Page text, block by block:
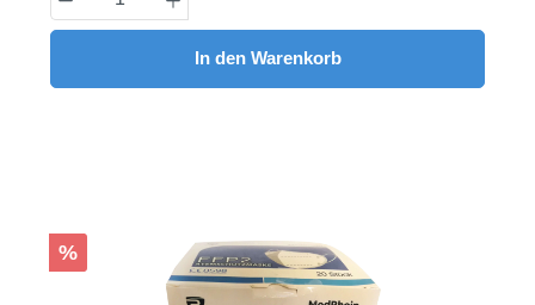
In den Warenkorb
Rabatt
%